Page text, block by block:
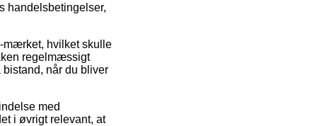
handelsbetingelser,
mærket, hvilket skulle
regelmæssigt
når du bliver
med
i øvrigt relevant, at